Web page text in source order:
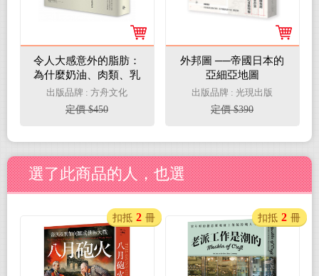
令人大感意外的脂肪：
為什麼奶油、肉類、乳
酪應該是健康飲食
出版品牌 : 方舟文化
定價 $450
外邦圖 ──帝國日本的
亞細亞地圖
出版品牌 : 光現出版
定價 $390
選了此商品的人，也選
扣抵 2 冊 扣抵 2 冊